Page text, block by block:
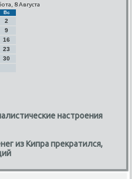
8 Августа
Вс
2
9
16
23
30
настроения
из Кипра прекратился,